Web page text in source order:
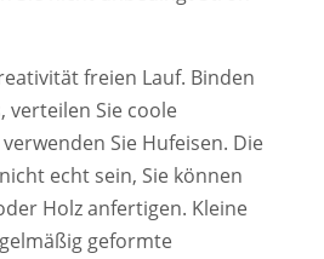
freien Lauf. Binden
verteilen Sie coole
Sie Hufeisen. Die
echt sein, Sie können
Holz anfertigen. Kleine
geformte